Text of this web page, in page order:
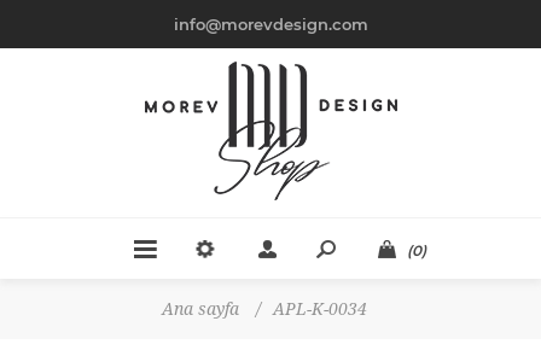
info@morevdesign.com
(0)
Ana sayfa / APL-K-0034